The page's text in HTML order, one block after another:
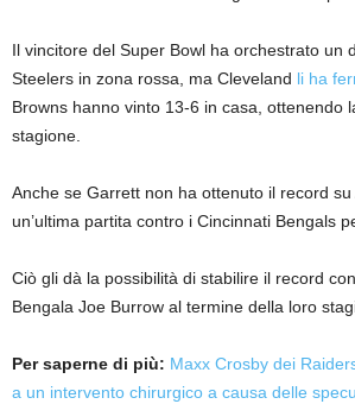
Il vincitore del Super Bowl ha orchestrato un
Steelers in zona rossa, ma Cleveland li ha
Browns hanno vinto 13-6 in casa, ottenendo
stagione.
Anche se Garrett non ha ottenuto il record
un’ultima partita contro i Cincinnati Bengals
Ciò gli dà la possibilità di stabilire il record
Bengala Joe Burrow al termine della loro
Per saperne di più: Maxx Crosby dei
a un intervento chirurgico a causa delle